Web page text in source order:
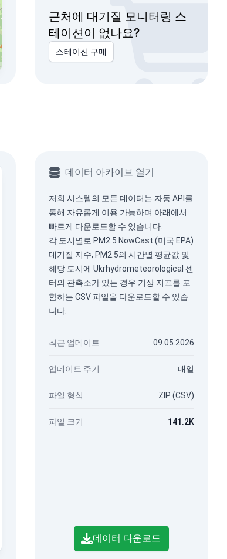
근처에 대기질 모니터링 스
테이션이 없나요?
스테이션 구매
데이터 아카이브 열기
저희 시스템의 모든 데이터는 자동 API 를
통해 자유롭게 이용 가능하며 아래에서
빠르게 다운로드할 수 있습니다.
각 도시별로 PM2.5 NowCast (미국 EPA)
대기질 지수, PM2.5의 시간별 평균값 및
해당 도시에 Ukrhydrometeorological 센
터의 관측소가 있는 경우 기상 지표를 포
함하는 CSV 파일을 다운로드할 수 있습
니다.
최근 업데이트 09.05.2026
업데이트 주기 매일
파일 형식 ZIP (CSV)
파일 크기 141.2K
데이터 다운로드